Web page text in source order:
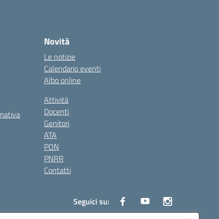
Novità
Le notizie
Calendario eventi
Albo online
Attività
Docenti
Genitori
ATA
PON
PNRR
Contatti
Seguici su: